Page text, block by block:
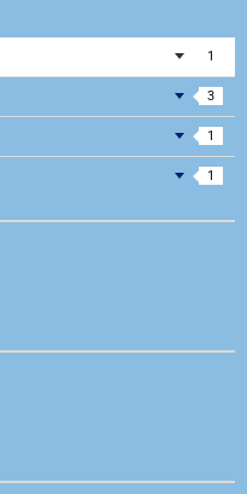
1
3
1
1